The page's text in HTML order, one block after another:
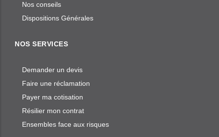
Nos conseils
Dispositions Générales
NOS SERVICES
Demander un devis
Faire une réclamation
Payer ma cotisation
Résilier mon contrat
Ensembles face aux risques